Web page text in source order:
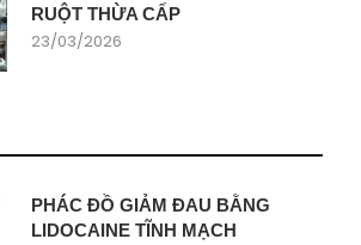
RUỘT THỪA CẤP
23/03/2026
PHÁC ĐỒ GIẢM ĐAU BẰNG
LIDOCAINE TĨNH MẠCH